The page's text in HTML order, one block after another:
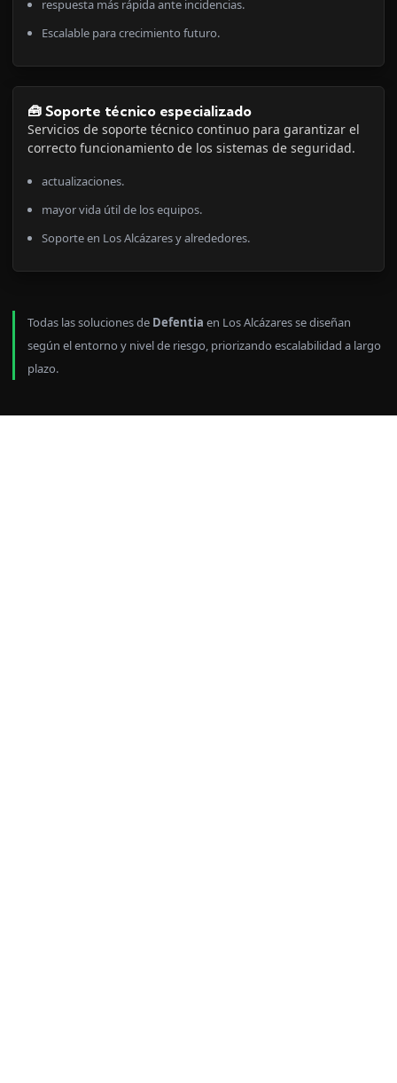
respuesta más rápida ante incidencias.
Escalable para crecimiento futuro.
🧰 Soporte técnico especializado
Servicios de soporte técnico continuo para garantizar el
correcto funcionamiento de los sistemas de seguridad.
actualizaciones.
mayor vida útil de los equipos.
Soporte en Los Alcázares y alrededores.
Todas las soluciones de Defentia en Los Alcázares se diseñan
según el entorno y nivel de riesgo, priorizando escalabilidad a largo
plazo.